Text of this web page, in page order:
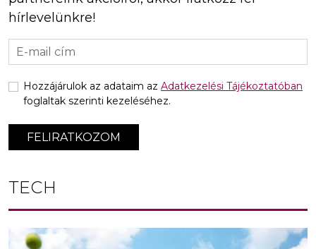
hírlevelünkre!
FELIRATKOZOM
Hozzájárulok az adataim az Adatkezelési Tájékoztatóban
foglaltak szerinti kezeléséhez.
TECH